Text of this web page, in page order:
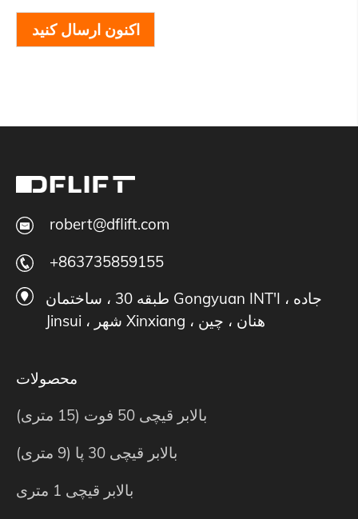
اکنون ارسال کنید
robert@dflift.com
+863735859155
طبقه 30 ، ساختمان Gongyuan INT'I ، جاده
Jinsui ، شهر Xinxiang ، هنان ، چین
محصولات
بالابر قیچی 50 فوت (15 متری)
بالابر قیچی 30 پا (9 متری)
بالابر قیچی 1 متری